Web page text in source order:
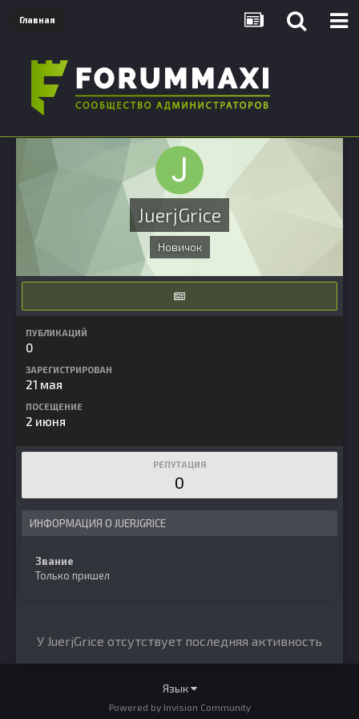
Главная
JuerjGrice
Новичок
ПУБЛИКАЦИЙ
0
ЗАРЕГИСТРИРОВАН
21 мая
ПОСЕЩЕНИЕ
2 июня
РЕПУТАЦИЯ
0
ИНФОРМАЦИЯ О JUERJGRICE
Звание
Только пришел
У JuerjGrice отсутствует последняя активность
Язык
Powered by Invision Community